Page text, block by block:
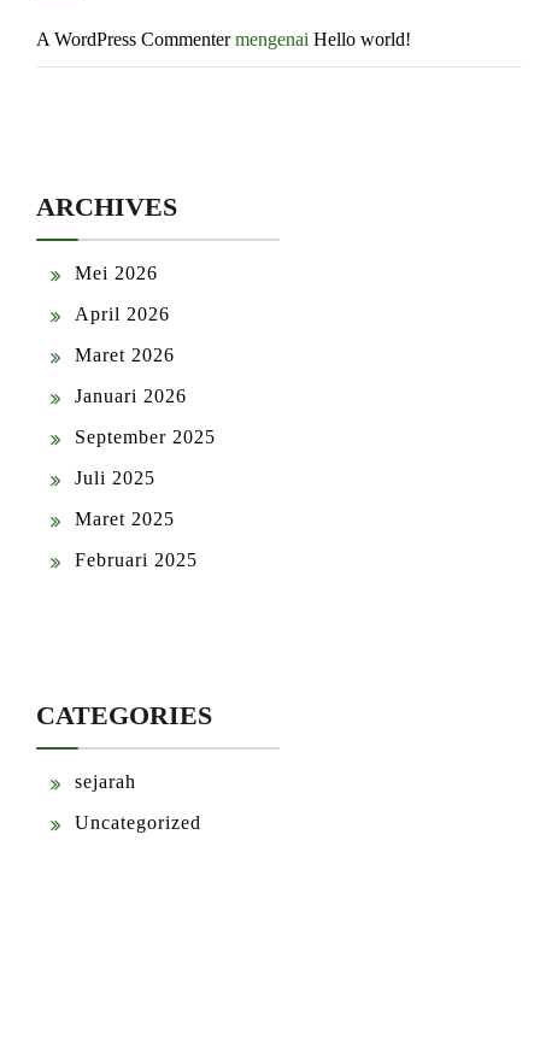
A WordPress Commentermengenai Hello world!
ARCHIVES
Mei 2026
April 2026
Maret 2026
Januari 2026
September 2025
Juli 2025
Maret 2025
Februari 2025
CATEGORIES
sejarah
Uncategorized